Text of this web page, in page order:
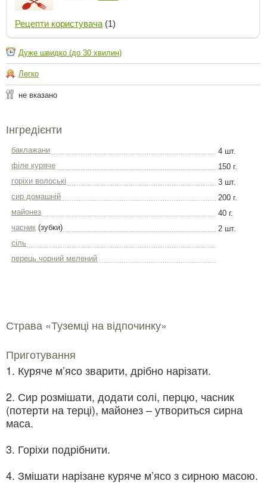
Рецепти користувача (1)
Дуже швидко (до 30 хвилин)
Легко
не вказано
Інгредієнти
баклажани
4 шт.
філе куряче
150 г.
горіхи волоські
3 шт.
сир домашній
200 г.
майонез
40 г.
часник (зубки)
2 шт.
сіль
перець чорний мелений
Страва «Туземці на відпочинку»
Приготування
1. Куряче м’ясо зварити, дрібно нарізати.
2. Сир розмішати, додати солі, перцю, часник
(потерти на терці), майонез – утвориться сирна
маса.
3. Горіхи подрібнити.
4. Змішати нарізане куряче м’ясо з сирною масою.